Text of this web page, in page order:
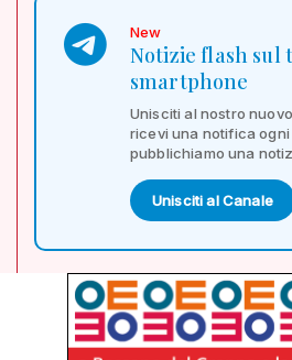
New
Notizie flash sul
smartphone
Unisciti al nostro
ricevi una notifica ogni
pubblichiamo una
Unisciti al Canale